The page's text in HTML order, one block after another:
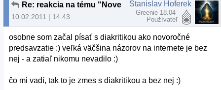
Re: reakcia na tému "Nove slovenske linuxove distro"
10.02.2011 | 14:43
Stanislav Hoferek
Greenie 18.04
Používateľ
osobne som začal písať s diakritikou ako novoročné
predsavzatie :) veľká väčšina názorov na internete je bez
nej - a zatiaľ nikomu nevadilo :)
čo mi vadí, tak to je zmes s diakritikou a bez nej :)